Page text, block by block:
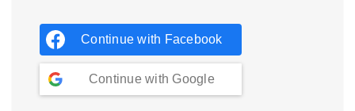
Continue with Facebook
Continue with Google